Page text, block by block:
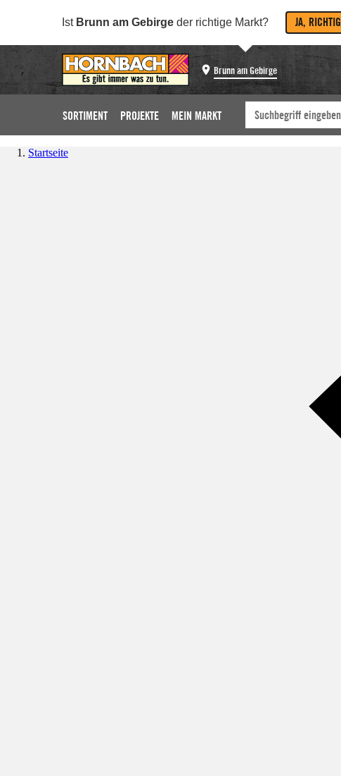
Ist Brunn am Gebirge der richtige Markt? JA, RICHTIG
Brunn am Gebirge
SORTIMENT PROJEKTE MEIN MARKT
Startseite